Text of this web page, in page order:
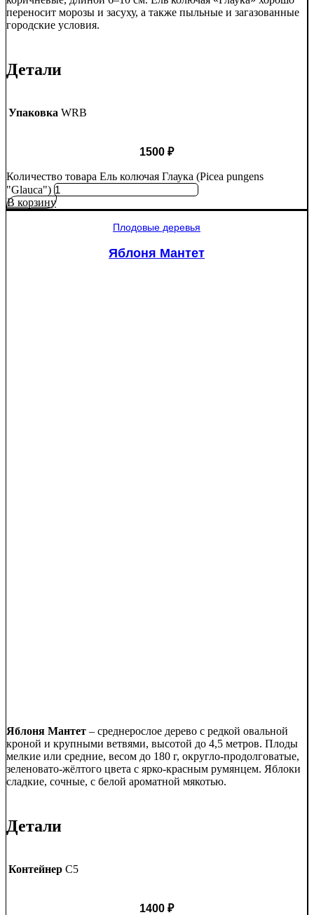
переносит морозы и засуху, а также пыльные и загазованные
городские условия.
Детали
Упаковка WRB
1500 ₽
Количество товара Ель колючая Глаука (Picea pungens
"Glauca")
В корзину
Плодовые деревья
Яблоня Мантет
Яблоня Мантет – среднерослое дерево с редкой овальной
кроной и крупными ветвями, высотой до 4,5 метров. Плоды
мелкие или средние, весом до 180 г, округло-продолговатые,
зеленовато-жёлтого цвета с ярко-красным румянцем. Яблоки
сладкие, сочные, с белой ароматной мякотью.
Детали
Контейнер C5
1400 ₽